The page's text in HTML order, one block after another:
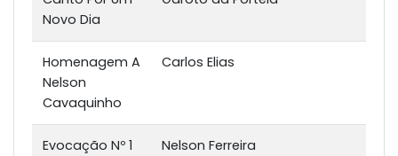
Novo Dia
Homenagem A
Nelson
Cavaquinho
Carlos Elias
Evocação Nº 1 Nelson Ferreira